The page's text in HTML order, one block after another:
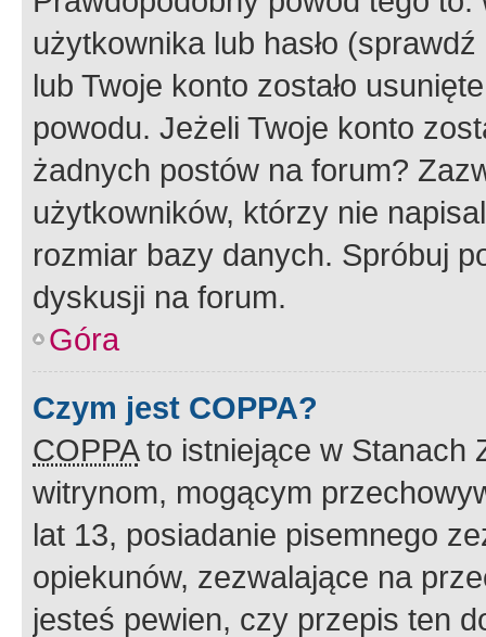
użytkownika lub hasło
lub Twoje konto zostało
powodu. Jeżeli Twoje konto
żadnych postów na forum?
użytkowników, którzy nie
rozmiar bazy danych. Spróbuj
dyskusji na forum.
Góra
Czym jest COPPA?
COPPAto istniejące w Stanach
witrynom, mogącym
lat 13, posiadanie pisemnego
opiekunów, zezwalające na
jesteś pewien, czy przepis ten